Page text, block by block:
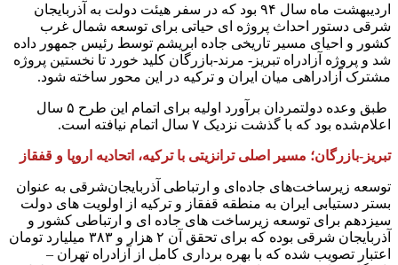
اردیبهشت ماه سال ۹۴ بود که در سفر هیئت دولت به آذربایجان
شرقی دستور احداث پروژه ای حیاتی برای توسعه شمال غرب
کشور و احیای مسیر تاریخی جاده ابریشم توسط رئیس جمهور داده
شد و پروژه آزادراه تبریز- مرند-بازرگان کلید خورد تا نخستین پروژه
مشترک آزادراهی میان ایران و ترکیه در این محور ساخته شود.
طبق وعده دولتمردان برآورد اولیه برای اتمام این طرح ۵ سال
اعلام‌شده بود که با گذشت نزدیک ۷ سال اتمام نیافته است.
تبریز-بازرگان؛ مسیر اصلی ترانزیتی با ترکیه، اتحادیه اروپا و قفقاز
توسعه زیرساخت‌های جاده‌ای و ارتباطی آذربایجان‌شرقی به عنوان
بستر دستیابی ایران به منطقه قفقاز و ترکیه از اولویت های دولت
سیزدهم برای توسعه زیرساخت های جاده ای و ارتباطی کشور و
آذربایجان شرقی بوده که برای تحقق آن ۲ هزار و ۳۸۳ میلیارد تومان
اعتبار تصویب شده که با بهره برداری کامل از آزادراه تهران –